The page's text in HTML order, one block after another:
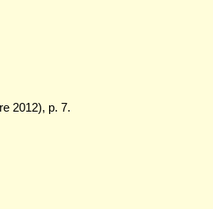
2012), p. 7.